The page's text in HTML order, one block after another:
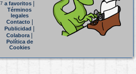
a favoritos
Términos
legales
Contacto|
Publicidad
Colabora|
Política de
Cookies